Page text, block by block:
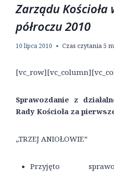
Zarządu Kościoła
półroczu 2010
10 lipca 2010 Czas czytania 5
Sprawozdanie z
Rady Kościoła za
„TRZEJ ANIOŁOWIE”
Przyjęto